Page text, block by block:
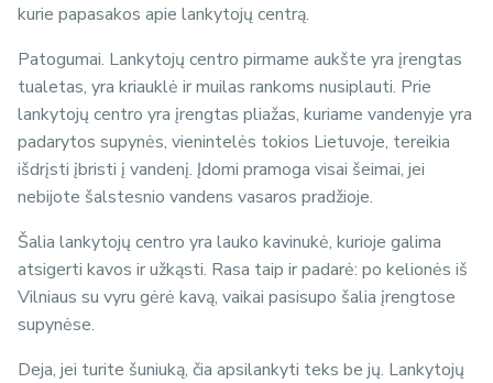
kurie papasakos apie lankytojų centrą.
Patogumai. Lankytojų centro pirmame aukšte yra įrengtas
tualetas, yra kriauklė ir muilas rankoms nusiplauti. Prie
lankytojų centro yra įrengtas pliažas, kuriame vandenyje yra
padarytos supynės, vienintelės tokios Lietuvoje, tereikia
išdrįsti įbristi į vandenį. Įdomi pramoga visai šeimai, jei
nebijote šalstesnio vandens vasaros pradžioje.
Šalia lankytojų centro yra lauko kavinukė, kurioje galima
atsigerti kavos ir užkąsti. Rasa taip ir padarė: po kelionės iš
Vilniaus su vyru gėrė kavą, vaikai pasisupo šalia įrengtose
supynėse.
Deja, jei turite šuniuką, čia apsilankyti teks be jų. Lankytojų